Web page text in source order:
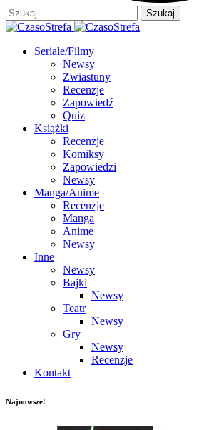
Szukaj:
Seriale/Filmy
Newsy
Zwiastuny
Recenzje
Zapowiedź
Quiz
Książki
Recenzje
Komiksy
Zapowiedzi
Newsy
Manga/Anime
Recenzje
Manga
Anime
Newsy
Inne
Newsy
Bajki
Newsy
Teatr
Newsy
Gry
Newsy
Recenzje
Kontakt
Najnowsze!